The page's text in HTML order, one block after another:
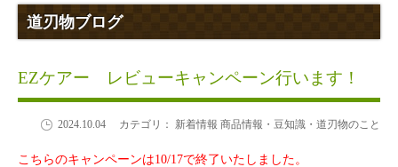
道刃物ブログ
EZケアー レビューキャンペーン行います！
2024.10.04 カテゴリ： 新着情報 商品情報・豆知識・道刃物のこと
こちらのキャンペーンは10/17で終了いたしました。